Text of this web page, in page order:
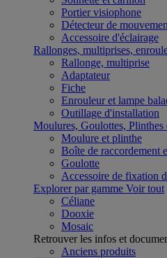
Portier visiophone
Détecteur de
Accessoire d'éclairage
Rallonges, multiprises,
Rallonge, multiprise
Adaptateur
Fiche
Enrouleur et lampe
Outillage d'installation
Moulures, Goulottes, Plinthes
Moulure et plinthe
Boîte de raccordement
Goulotte
Accessoire de fixation
Explorer par gamme Voir tout
Céliane
Dooxie
Mosaic
Retrouver les infos et
Anciens produits